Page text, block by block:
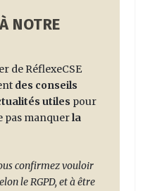
NOTRE
de RéflexeCSE
des conseils
utiles pour
pas manquerla
confirmez vouloir
le RGPD, et à être